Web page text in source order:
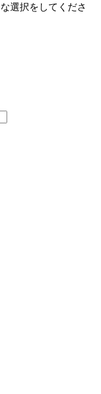
選択をしてくださ